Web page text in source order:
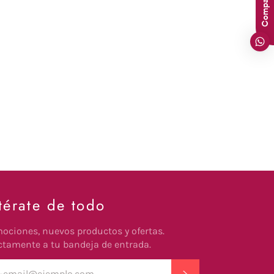
de todo
nuevos productos y ofertas.
a tu bandeja de entrada.